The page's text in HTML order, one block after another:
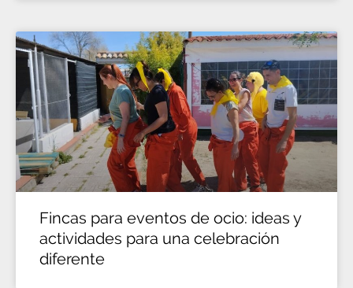
Fincas para eventos de ocio: ideas y
actividades para una celebración
diferente